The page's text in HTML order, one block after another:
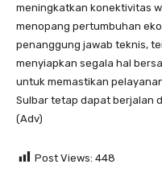
meningkatkan konektivitas
menopang pertumbuhan
penanggung jawab teknis,
menyiapkan segala hal
untuk memastikan
Sulbar tetap dapat berjalan
(Adv)
Post Views: 448